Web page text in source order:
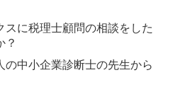
スに税理士顧問の相談をした
？
の中小企業診断士の先生から